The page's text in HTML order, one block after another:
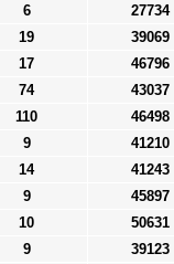
6 27734
19 39069
17 46796
74 43037
110 46498
9 41210
14 41243
9 45897
10 50631
9 39123